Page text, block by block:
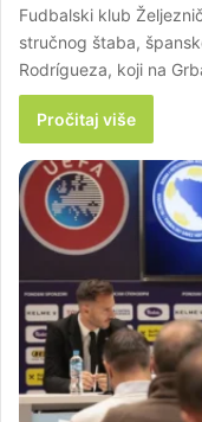
Fudbalski klub
stručnog štaba,
Rodrígueza, koji na
Pročitaj više